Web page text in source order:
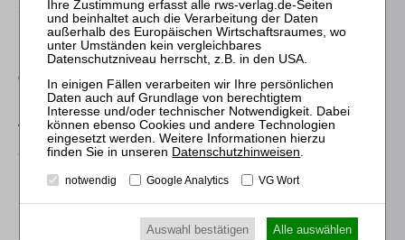
Fröhlich
Der selbstständig tätige
Globalzedent in der
Insolvenz
von Wilmowsky
Schneeballsysteme der
Sahrmann
Datenschutzhinweisen.
notwendig Google Analytics VG Wort
Auswahl bestätigen Alle auswählen